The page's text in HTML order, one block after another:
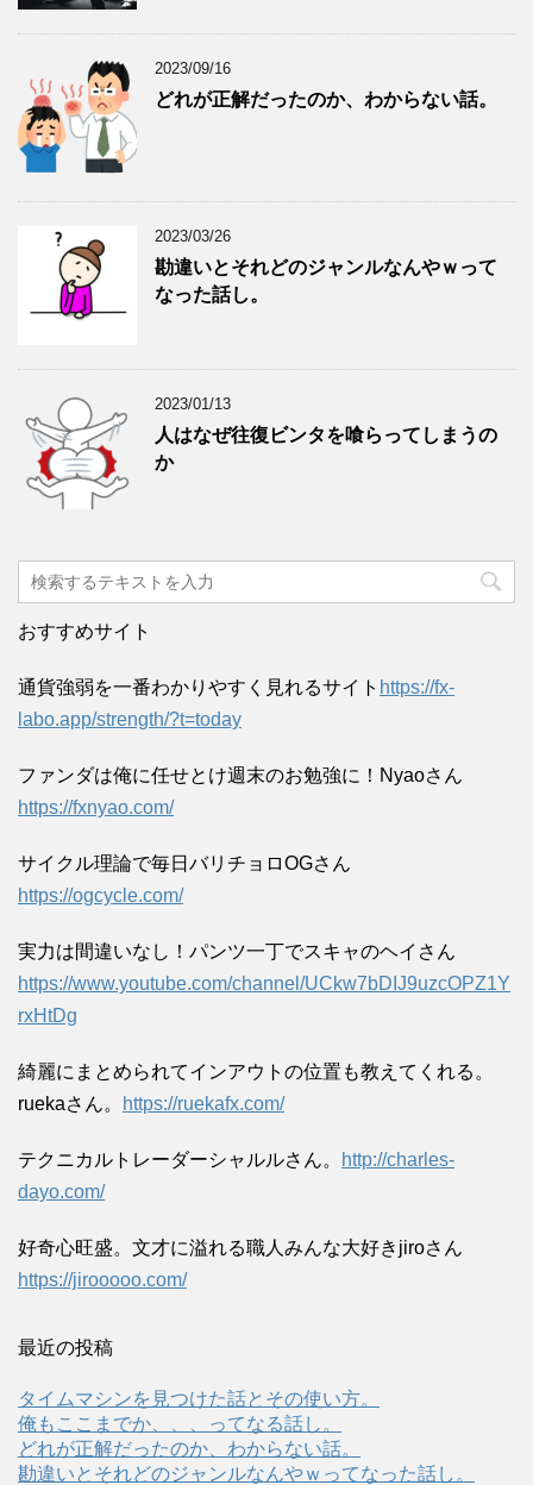
2023/09/16
どれが正解だったのか、わからない話。
2023/03/26
勘違いとそれどのジャンルなんやｗって
なった話し。
2023/01/13
人はなぜ往復ビンタを喰らってしまうの
か
おすすめサイト
通貨強弱を一番わかりやすく見れるサイト https://fx-
labo.app/strength/?t=today
ファンダは俺に任せとけ週末のお勉強に！Nyaoさん
https://fxnyao.com/
サイクル理論で毎日バリチョロOGさん
https://ogcycle.com/
実力は間違いなし！パンツ一丁でスキャのヘイさん
https://www.youtube.com/channel/UCkw7bDIJ9uzcOPZ1Y
rxHtDg
綺麗にまとめられてインアウトの位置も教えてくれる。
ruekaさん。
https://ruekafx.com/
テクニカルトレーダーシャルルさん。
http://charles-
dayo.com/
好奇心旺盛。文才に溢れる職人みんな大好きjiroさん
https://jirooooo.com/
最近の投稿
タイムマシンを見つけた話とその使い方。
俺もここまでか、、、ってなる話し。
どれが正解だったのか、わからない話。
勘違いとそれどのジャンルなんやｗってなった話し。